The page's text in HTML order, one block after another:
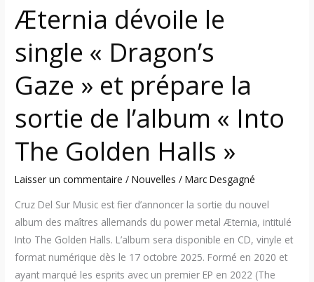
Æternia dévoile le
single « Dragon’s
Gaze » et prépare la
sortie de l’album « Into
The Golden Halls »
Laisser un commentaire /Nouvelles /Marc Desgagné
Cruz Del Sur Music est fier d’annoncer la sortie du nouvel
album des maîtres allemands du power metal Æternia, intitulé
Into The Golden Halls. L’album sera disponible en CD, vinyle et
format numérique dès le 17 octobre 2025. Formé en 2020 et
ayant marqué les esprits avec un premier EP en 2022 (The
l’album
« Into
The
Golden
Halls »